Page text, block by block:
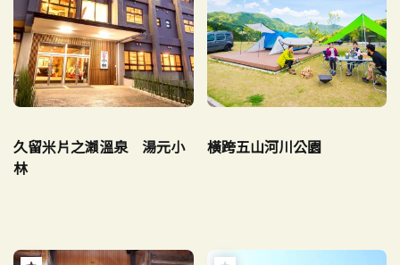
久留米片之瀨溫泉 湯元小
林
橫跨五山河川公園